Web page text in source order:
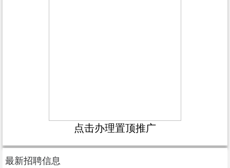
点击办理置顶推广
最新招聘信息